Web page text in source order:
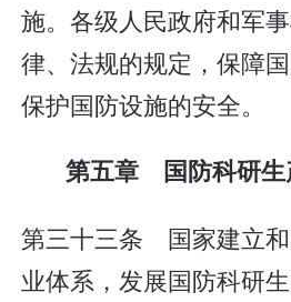
施。各级人民政府和军
律、法规的规定，保障
保护国防设施的安全。
第五章 国防科研生
第三十三条 国家建立
业体系，发展国防科研